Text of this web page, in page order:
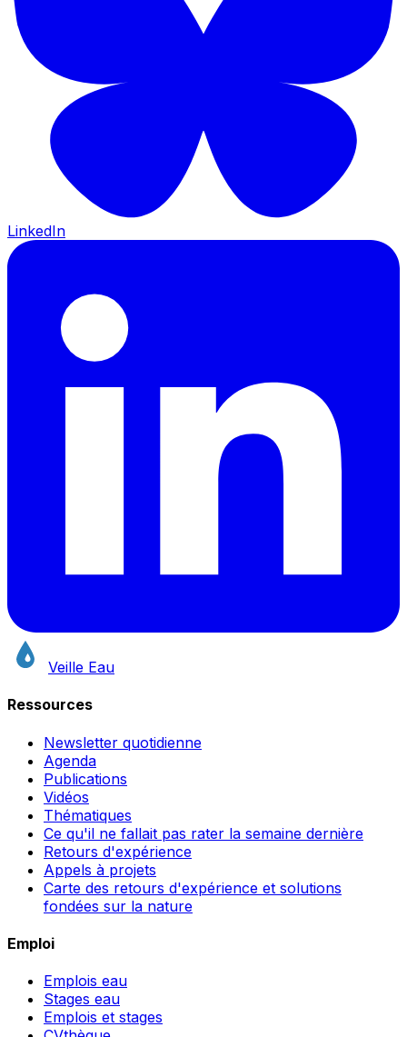
LinkedIn
Veille Eau
Ressources
Newsletter quotidienne
Agenda
Publications
Vidéos
Thématiques
Ce qu'il ne fallait pas rater la semaine dernière
Retours d'expérience
Appels à projets
Carte des retours d'expérience et solutions
fondées sur la nature
Emploi
Emplois eau
Stages eau
Emplois et stages